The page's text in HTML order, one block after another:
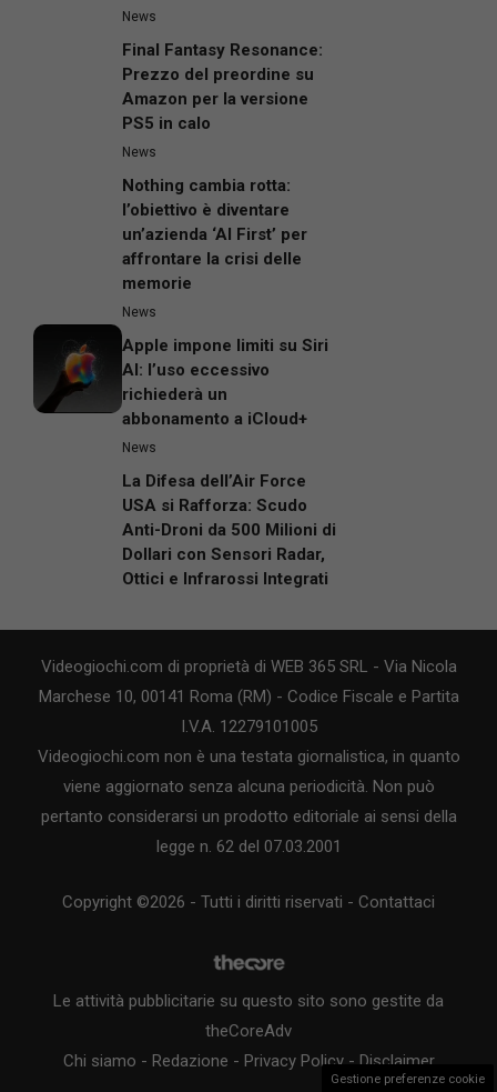
News
Final Fantasy Resonance:
Prezzo del preordine su
Amazon per la versione
PS5 in calo
News
Nothing cambia rotta:
l’obiettivo è diventare
un’azienda ‘AI First’ per
affrontare la crisi delle
memorie
News
Apple impone limiti su Siri
AI: l’uso eccessivo
richiederà un
abbonamento a iCloud+
News
La Difesa dell’Air Force
USA si Rafforza: Scudo
Anti-Droni da 500 Milioni di
Dollari con Sensori Radar,
Ottici e Infrarossi Integrati
Videogiochi.com di proprietà di WEB 365 SRL - Via Nicola
Marchese 10, 00141 Roma (RM) - Codice Fiscale e Partita
I.V.A. 12279101005
Videogiochi.com non è una testata giornalistica, in quanto
viene aggiornato senza alcuna periodicità. Non può
pertanto considerarsi un prodotto editoriale ai sensi della
legge n. 62 del 07.03.2001
Copyright ©2026 - Tutti i diritti riservati - Contattaci
Le attività pubblicitarie su questo sito sono gestite da
theCoreAdv
Chi siamo - Redazione - Privacy Policy- Disclaimer
Gestione preferenze cookie